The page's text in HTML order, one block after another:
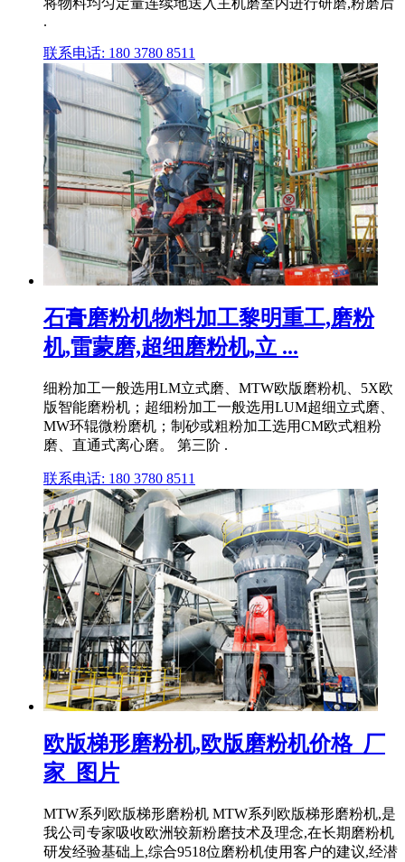
将物料均匀定量连续地送入主机磨室内进行研磨,粉磨后
.
联系电话: 180 3780 8511
石膏磨粉机物料加工黎明重工,磨粉
机,雷蒙磨,超细磨粉机,立 ...
细粉加工一般选用LM立式磨、MTW欧版磨粉机、5X欧
版智能磨粉机；超细粉加工一般选用LUM超细立式磨、
MW环辊微粉磨机；制砂或粗粉加工选用CM欧式粗粉
磨、直通式离心磨。 第三阶 .
联系电话: 180 3780 8511
欧版梯形磨粉机,欧版磨粉机价格_厂
家_图片
MTW系列欧版梯形磨粉机 MTW系列欧版梯形磨粉机,是
我公司专家吸收欧洲较新粉磨技术及理念,在长期磨粉机
研发经验基础上,综合9518位磨粉机使用客户的建议,经潜